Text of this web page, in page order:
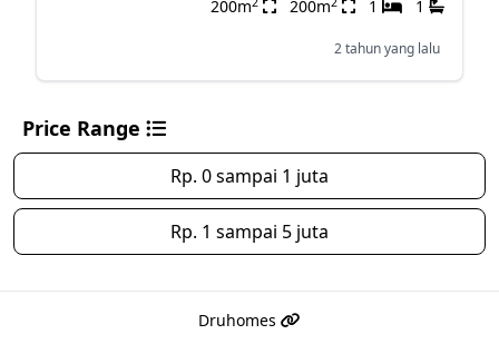
200m
200m 1 1
2 tahun yang lalu
Price Range
Rp. 0 sampai 1 juta
Rp. 1 sampai 5 juta
Druhomes